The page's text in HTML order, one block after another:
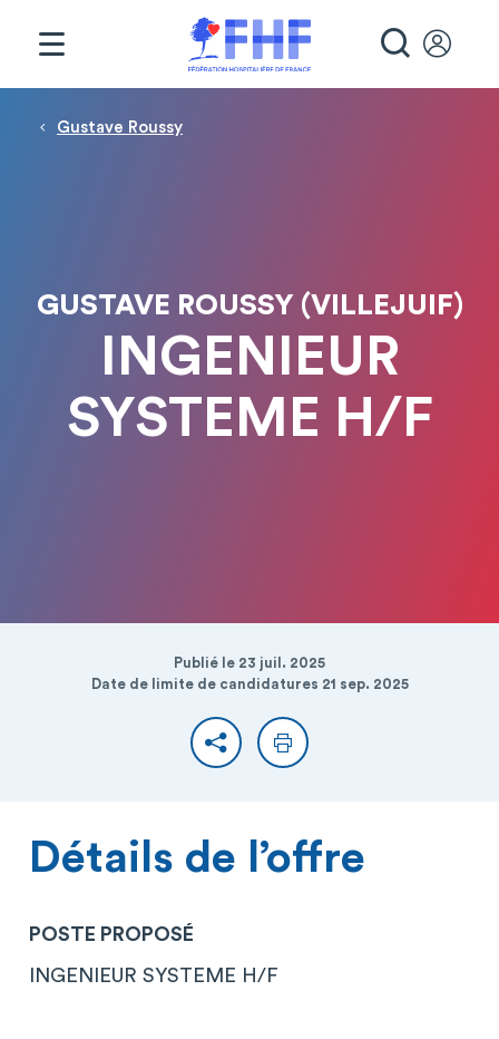
Fil d'Ariane
Gustave Roussy
GUSTAVE ROUSSY (VILLEJUIF)
INGENIEUR
SYSTEME H/F
Publié le 23 juil. 2025
Date de limite de candidatures 21 sep. 2025
PartagerImprimer
Détails de l’offre
POSTE PROPOSÉ
INGENIEUR SYSTEME H/F
Panneau de gestion des cookies